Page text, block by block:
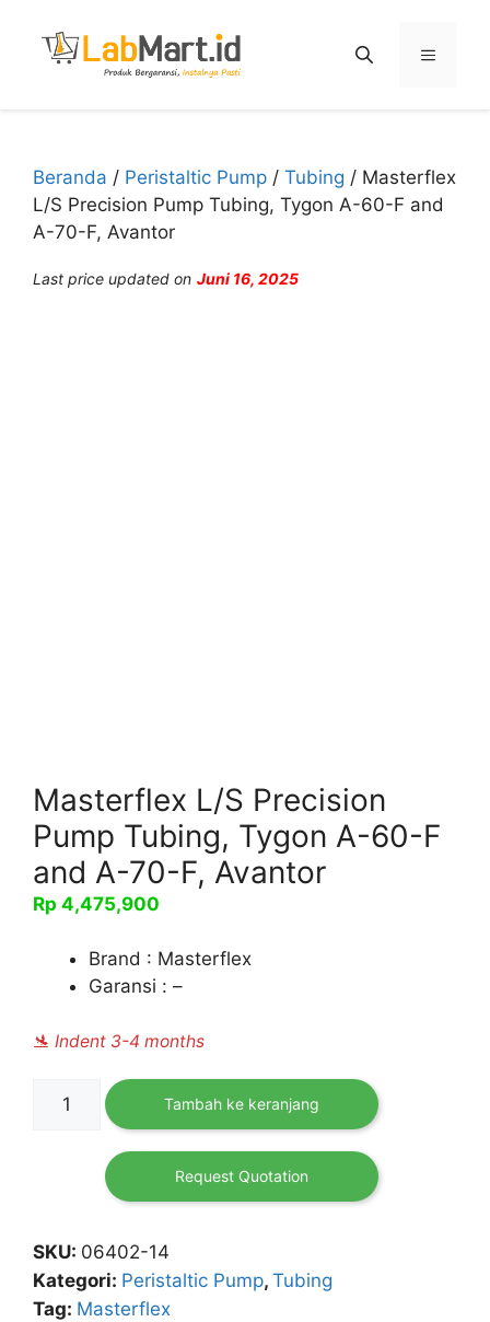
Menu
Beranda / Peristaltic Pump / Tubing / Masterflex
L/S Precision Pump Tubing, Tygon A-60-F and
A-70-F, Avantor
Last price updated on Juni 16, 2025
Masterflex L/S Precision
Pump Tubing, Tygon A-60-F
and A-70-F, Avantor
Rp 4,475,900
Brand : Masterflex
Garansi : –
🛬 Indent 3-4 months
Kuantitas
Masterflex
Precision
Tygon
A-
60-
Tambah ke keranjang
Request Quotation
SKU: 06402-14
Kategori: Peristaltic Pump, Tubing
Tag: Masterflex